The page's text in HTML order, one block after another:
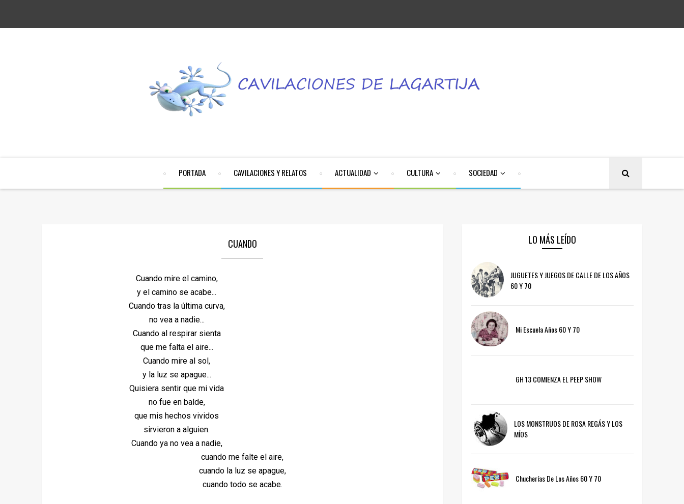
PORTADA CAVILACIONES Y RELATOS ACTUALIDAD CULTURA SOCIEDAD
CUANDO
Cuando mire el camino,
y el camino se acabe...
Cuando tras la última curva,
no vea a nadie...
Cuando al respirar sienta
que me falta el aire...
Cuando mire al sol,
y la luz se apague...
Quisiera sentir que mi vida
no fue en balde,
que mis hechos vividos
sirvieron a alguien.
Cuando ya no vea a nadie,
cuando me falte el aire,
cuando la luz se apague,
cuando todo se acabe.
LO MÁS LEÍDO
JUGUETES Y JUEGOS DE CALLE DE LOS AÑOS
60 Y 70
Mi Escuela Años 60 Y 70
GH 13 COMIENZA EL PEEP SHOW
LOS MONSTRUOS DE ROSA REGÁS Y LOS
MÍOS
Chucherías De Los Años 60 Y 70